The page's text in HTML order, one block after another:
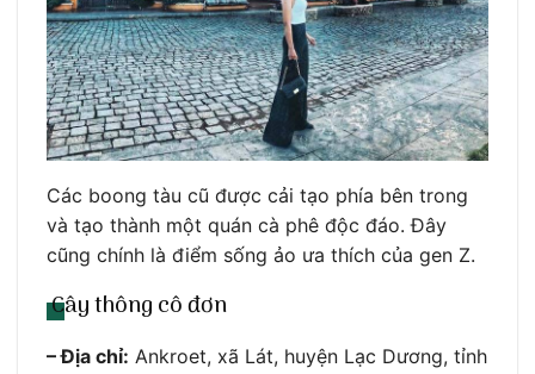
Các boong tàu cũ được cải tạo phía bên trong
và tạo thành một quán cà phê độc đáo. Đây
cũng chính là điểm sống ảo ưa thích của gen Z.
Cây thông cô đơn
– Địa chỉ: Ankroet, xã Lát, huyện Lạc Dương, tỉnh